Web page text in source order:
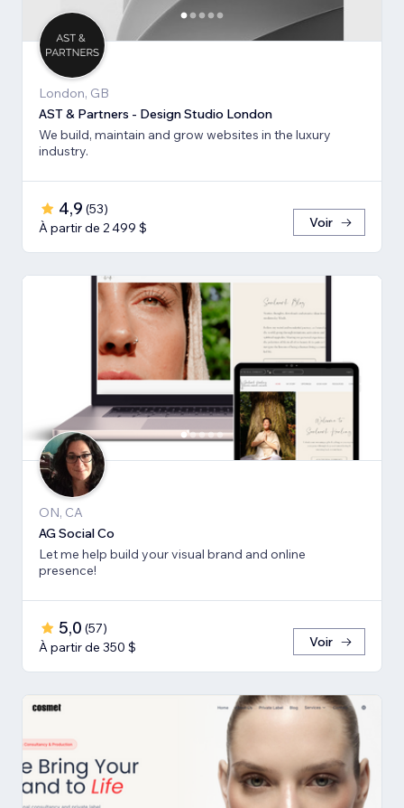
London, GB
AST & Partners - Design Studio London
We build, maintain and grow websites in the luxury
industry.
4,9 (53)
À partir de 2 499 $
Voir
ON, CA
AG Social Co
Let me help build your visual brand and online
presence!
5,0 (57)
À partir de 350 $
Voir